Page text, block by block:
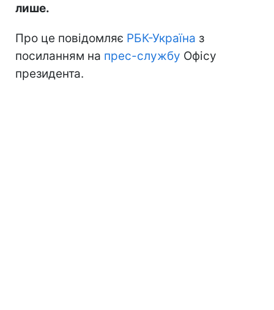
лише.
Про це повідомляє РБК-Україна з
посиланням на прес-службу Офісу
президента.